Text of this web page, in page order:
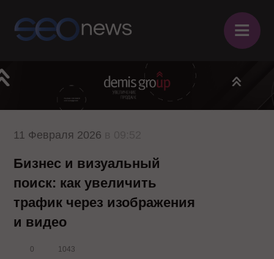
≡
11 Февраля 2026
Бизнес и визуальный
поиск: как увеличить
трафик через изображения
и видео
0 1043